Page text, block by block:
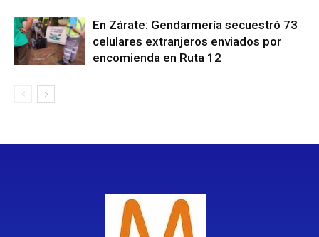
En Zárate: Gendarmería secuestró 73
celulares extranjeros enviados por
encomienda en Ruta 12